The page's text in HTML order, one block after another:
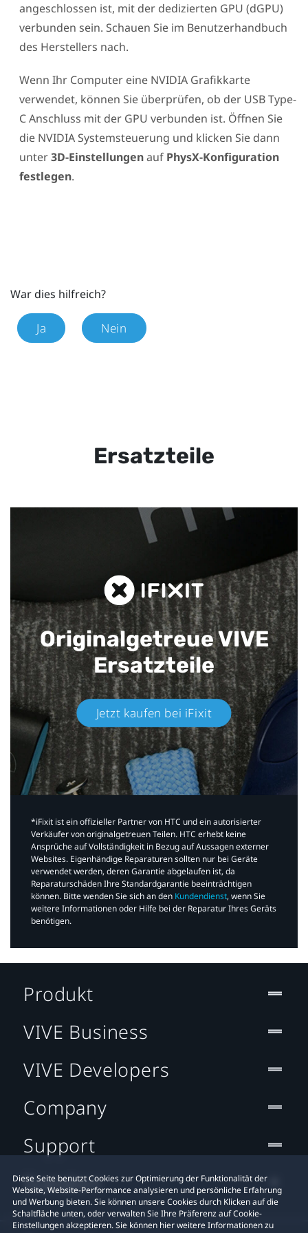
angeschlossen ist, mit der dedizierten GPU (dGPU)
verbunden sein. Schauen Sie im Benutzerhandbuch
des Herstellers nach.
Wenn Ihr Computer eine NVIDIAGrafikkarte
verwendet, können Sie überprüfen, ob der USB Type-
CAnschluss mit der GPU verbunden ist. Öffnen Sie
die NVIDIASystemsteuerung und klicken Sie dann
unter3D-Einstellungenauf PhysX-Konfiguration
festlegen.
War dies hilfreich?
Ja Nein
Ersatzteile
Originalgetreue VIVE
Ersatzteile
Jetzt kaufen bei iFixit​
*iFixit ist ein offizieller Partner von HTC und ein autorisierter
Verkäufer von originalgetreuen Teilen. HTC erhebt keine
Ansprüche auf Vollständigkeit in Bezug auf Aussagen externer
Websites. Eigenhändige Reparaturen sollten nur bei Geräte
verwendet werden, deren Garantie abgelaufen ist, da
Reparaturschäden Ihre Standardgarantie beeinträchtigen
können. Bitte wenden Sie sich an den Kundendienst, wenn Sie
weitere Informationen oder Hilfe bei der Reparatur Ihres Geräts
benötigen.​
Diese Seite benutzt Cookies zur Optimierung der Funktionalität der
Website, Website-Performance analysieren und persönliche Erfahrung
und Werbung bieten. Sie können unsere Cookies durch Klicken auf die
Schaltfläche unten, oder verwalten Sie Ihre Präferenz auf Cookie-
Einstellungen akzeptieren. Sie können hier weitere Informationen zu
Produkt
VIVE Business
VIVE Developers
Company
Support
Standort